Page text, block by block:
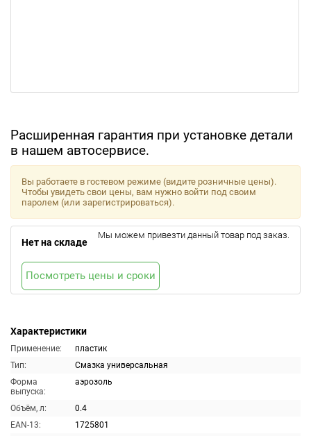
Расширенная гарантия при установке детали
в нашем автосервисе.
Характеристики
Применение:
пластик
Тип:
Смазка универсальная
Форма
выпуска:
аэрозоль
Объём, л:
0.4
EAN-13:
1725801
Вы работаете в гостевом режиме (видите розничные цены).
Чтобы увидеть свои цены, вам нужно войти под своим
паролем (или зарегистрироваться).
Нет на складе
Мы можем привезти данный товар под заказ.
Посмотреть цены и сроки